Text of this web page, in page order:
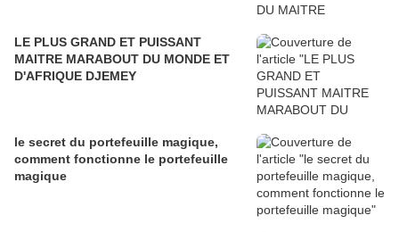
LE PLUS GRAND ET PUISSANT
MAITRE MARABOUT DU MONDE ET
D'AFRIQUE DJEMEY
le secret du portefeuille magique,
comment fonctionne le portefeuille
magique